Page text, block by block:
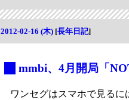
2012-02-16 (木) [長年日記]
mmbi、4月開局「
ワンセグはスマホで見る